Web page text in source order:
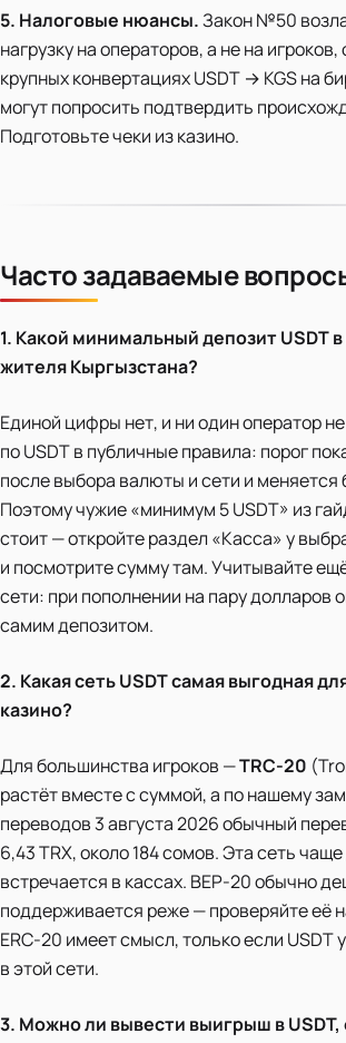
5. Налоговые нюансы.Закон №50
нагрузку на операторов, а не на игроков,
крупных конвертациях USDT → KGS на
могут попросить подтвердить
Подготовьте чеки из казино.
Часто задаваемые
1. Какой минимальный депозит USDT
жителя Кыргызстана?
Единой цифры нет, и ни один оператор
по USDT в публичные правила: порог
после выбора валюты и сети и меняется
Поэтому чужие «минимум 5 USDT» из
стоит — откройте раздел «Касса» у
и посмотрите сумму там. Учитывайте
сети: при пополнении на пару долларов
самим депозитом.
2. Какая сеть USDT самая выгодная
казино?
Для большинства игроков —TRC-20
растёт вместе с суммой, а по нашему
переводов 3 августа 2026 обычный
6,43 TRX, около 184 сомов. Эта сеть
встречается в кассах. BEP-20 обычно
поддерживается реже — проверяйте её
ERC-20 имеет смысл, только если USDT
в этой сети.
3. Можно ли вывести выигрыш в USDT,